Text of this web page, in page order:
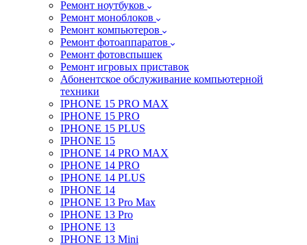
Ремонт ноутбуков
Ремонт моноблоков
Ремонт компьютеров
Ремонт фотоаппаратов
Ремонт фотовспышек
Ремонт игровых приставок
Абонентское обслуживание компьютерной
техники
IPHONE 15 PRO MAX
IPHONE 15 PRO
IPHONE 15 PLUS
IPHONE 15
IPHONE 14 PRO MAX
IPHONE 14 PRO
IPHONE 14 PLUS
IPHONE 14
IPHONE 13 Pro Max
IPHONE 13 Pro
IPHONE 13
IPHONE 13 Mini